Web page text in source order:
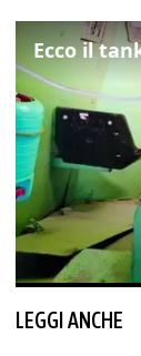
LEGGI ANCHE